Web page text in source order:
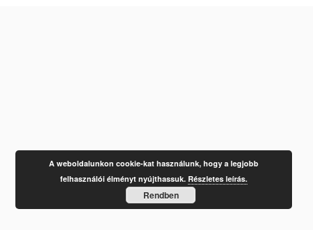
A weboldalunkon cookie-kat használunk, hogy a legjobb
felhasználói élményt nyújthassuk.Részletes leírás.
Rendben